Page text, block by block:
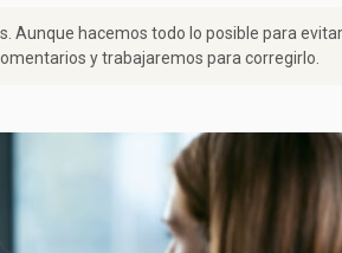
Aunque hacemos todo lo posible para
y trabajaremos para corregirlo.